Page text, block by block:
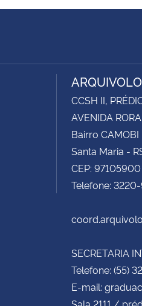
CCSH II,
AVENIDA
Bairro CAMOBI
Santa Maria -
CEP: 97105900
Telefone:
SECRETARIA
Telefone: (55)
E-mail:
Sala 2111 /